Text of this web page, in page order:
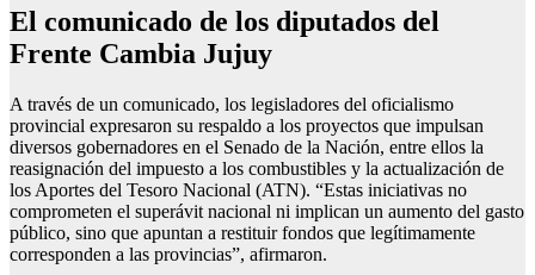
El comunicado de los diputados del
Frente Cambia Jujuy
A través de un comunicado, los legisladores del oficialismo
provincial expresaron su respaldo a los proyectos que impulsan
diversos gobernadores en el Senado de la Nación, entre ellos la
reasignación del impuesto a los combustibles y la actualización de
los Aportes del Tesoro Nacional (ATN). “Estas iniciativas no
comprometen el superávit nacional ni implican un aumento del gasto
público, sino que apuntan a restituir fondos que legítimamente
corresponden a las provincias”, afirmaron.